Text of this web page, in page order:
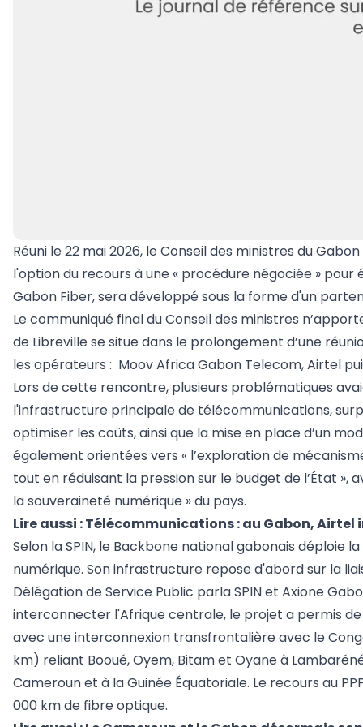
Réuni le 22 mai 2026, le Conseil des ministres du
l'option du recours à une « procédure négociée »
Gabon Fiber, sera développé sous la forme d'un
Le communiqué final du Conseil des ministres
de Libreville se situe dans le prolongement d’une
les opérateurs : Moov Africa Gabon Telecom, Airtel
Lors de cette rencontre, plusieurs problématiques
l'infrastructure principale de télécommunications,
optimiser les coûts, ainsi que la mise en place d’un
également orientées vers « l’exploration de
tout en réduisant la pression sur le budget de l’État
la souveraineté numérique » du pays.
Lire aussi :Télécommunications : au Gabon, Airtel
Selon la SPIN, le Backbone national gabonais
numérique. Son infrastructure repose d'abord sur la
Délégation de Service Public parla SPIN et Axione
interconnecter l'Afrique centrale, le projet a permis
avec une interconnexion transfrontalière avec le
km) reliant Booué, Oyem, Bitam et Oyane à
Cameroun et à la Guinée Équatoriale. Le recours au
000 km de fibre optique.